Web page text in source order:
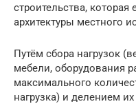
строительства,
архитектуры местного
Путём сбора нагрузок
мебели, оборудования
максимального
нагрузка) и делением